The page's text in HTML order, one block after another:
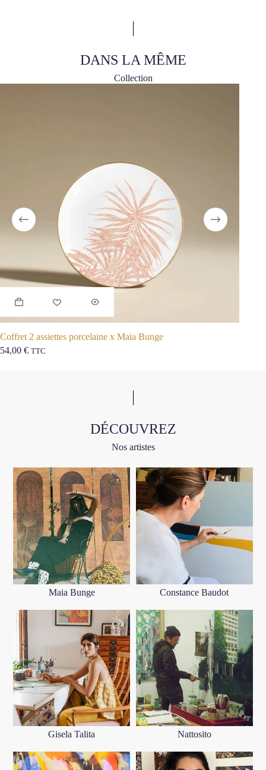
DANS LA MÊME
Collection
Coffret 2 assiettes porcelaine x Maia Bunge
54,00 € TTC
DÉCOUVREZ
Nos artistes
Maia Bunge Constance Baudot
Gisela Talita Nattosito